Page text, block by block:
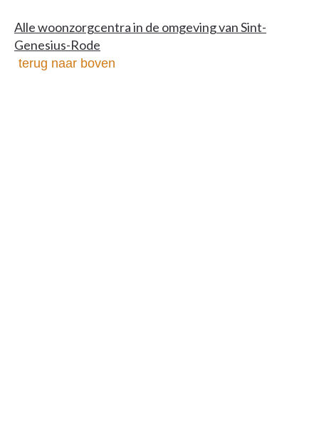
Alle woonzorgcentra in de omgeving van Sint-
Genesius-Rode
terug naar boven